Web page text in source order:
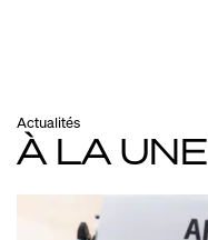
Actualités
À LA UNE